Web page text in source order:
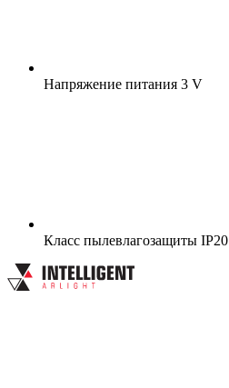
Напряжение питания 3 V
Класс пылевлагозащиты IP20